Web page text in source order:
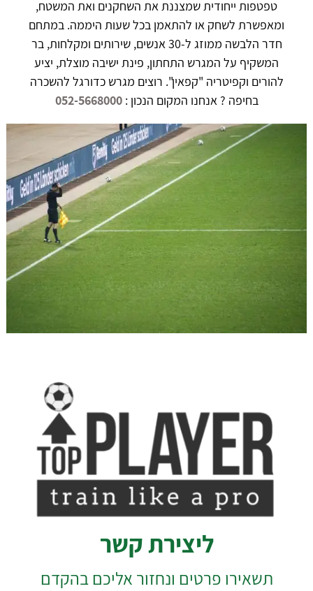
טפטפות ייחודית שמצננת את השחקנים ואת המשטח,
ומאפשרת לשחק או להתאמן בכל שעות היממה. במתחם
חדר הלבשה ממוזג ל-30 אנשים, שירותים ומקלחות, בר
המשקיף על המגרש התחתון, פינת ישיבה מוצלת, יציע
להורים וקפיטריה "קפאין". רוצים מגרש כדורגל להשכרה
בחיפה ? אנחנו המקום הנכון : 052-5668000
ליצירת קשר
תשאירו פרטים ונחזור אליכם בהקדם